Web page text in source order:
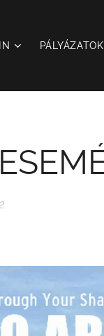
PÁLYÁZATOK